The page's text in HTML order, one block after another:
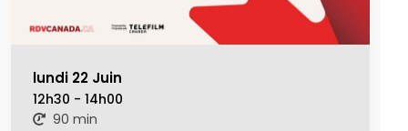
lundi 22 Juin
12h30 - 14h00
90 min